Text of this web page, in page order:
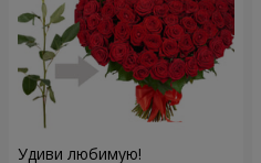
Удиви любимую!